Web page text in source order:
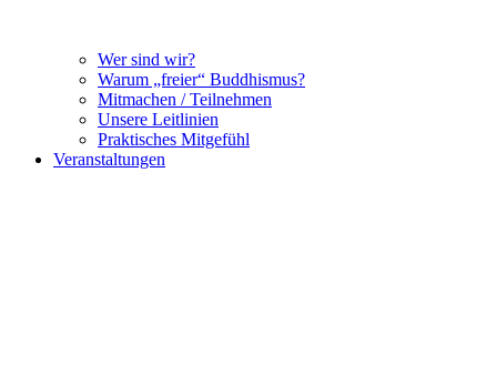
Wer sind wir?
Warum „freier“ Buddhismus?
Mitmachen / Teilnehmen
Unsere Leitlinien
Praktisches Mitgefühl
Veranstaltungen